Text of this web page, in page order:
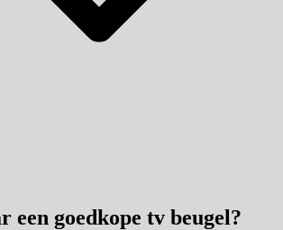
een goedkope tv beugel?